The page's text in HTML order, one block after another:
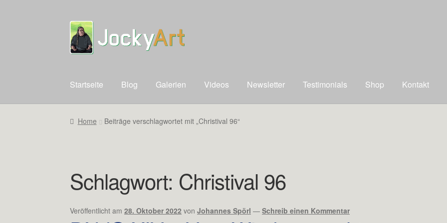
Zur
Navigation
springen
Zum
Inhalt
springen
Startseite Blog Galerien Videos Newsletter Testimonials Shop Kontakt
Home Beiträge verschlagwortet mit „Christival 96“
Schlagwort: Christival 96
Veröffentlicht am28. Oktober 2022 vonJohannes Spörl —Schreib einen Kommentar